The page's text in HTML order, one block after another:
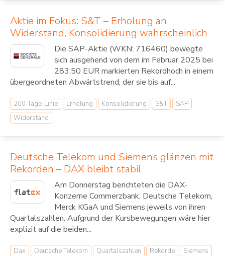
Aktie im Fokus: S&T – Erholung an
Widerstand, Konsolidierung wahrscheinlich
Die SAP-Aktie (WKN: 716460) bewegte
sich ausgehend von dem im Februar 2025 bei
283,50 EUR markierten Rekordhoch in einem
übergeordneten Abwärtstrend, der sie bis auf...
200-Tage-Linie Erholung Konsolidierung S&T
SAP
Widerstand
Deutsche Telekom und Siemens glänzen mit
Rekorden – DAX bleibt stabil
Am Donnerstag berichteten die DAX-
Konzerne Commerzbank, Deutsche Telekom,
Merck KGaA und Siemens jeweils von ihren
Quartalszahlen. Aufgrund der Kursbewegungen wäre hier
explizit auf die beiden...
Dax Deutsche Telekom Quartalszahlen Rekorde Siemens